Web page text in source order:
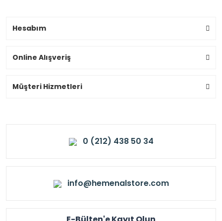
Hesabım
Online Alışveriş
Müşteri Hizmetleri
0 (212) 438 50 34
info@hemenalstore.com